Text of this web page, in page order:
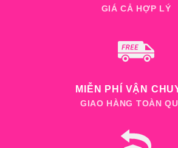
GIÁ CẢ HỢP LÝ
MIỄN PHÍ VẬN
GIAO HÀNG TOÀN